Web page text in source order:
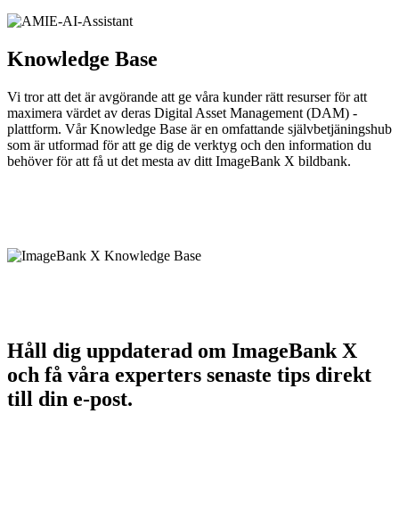
Knowledge Base
Vi tror att det är avgörande att ge våra kunder rätt resurser för att
maximera värdet av deras Digital Asset Management (DAM) -
plattform. Vår Knowledge Base är en omfattande självbetjäningshub
som är utformad för att ge dig de verktyg och den information du
behöver för att få ut det mesta av ditt ImageBank X bildbank.
Håll dig uppdaterad om ImageBank X
och få våra experters senaste tips direkt
till din e-post.